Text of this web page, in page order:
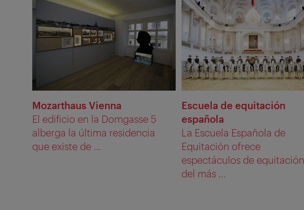
Mozarthaus Vienna
El edificio en la Domgasse 5
alberga la última residencia
que existe de ...
Escuela de equitación
española
La Escuela Española de
Equitación ofrece
espectáculos de equitación
del más ...